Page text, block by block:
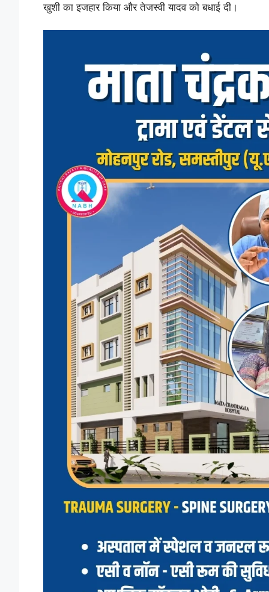
खुशी का इजहार किया और तेजस्वी यादव को बधाई दी।